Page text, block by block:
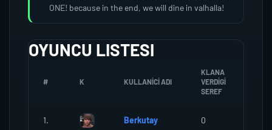
ONE! because in the end, we will dine in valhalla!
OYUNCU LISTESI
# K KULLANICI ADI
KLANA
VERDIGI
SEREF
1. Berkutay 0